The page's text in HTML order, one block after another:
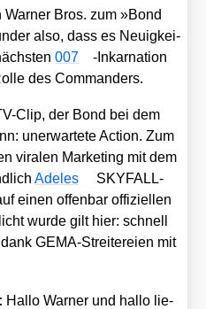
Bros. zum »Bond
also, dass es Neu­ig­kei­
007
-Inkar­na­ti­on
des Com­man­ders.
Clip, der Bond bei dem
uner­war­te­te Action. Zum
vira­len Mar­ke­ting mit dem
Ade­les
SKY­FALL-
einen offen­bar offi­zi­el­len
wur­de gilt hier: schnell
GEMA-Strei­te­rei­en mit
Hal­lo War­ner und hal­lo lie­